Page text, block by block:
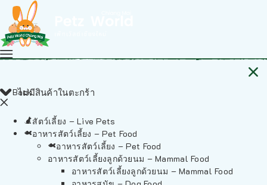
ไม่มีสินค้าในตะกร้า
Back
สัตว์เลี้ยง – Live Pets
อาหารสัตว์เลี้ยง – Pet Food
อาหารสัตว์เลี้ยง – Pet Food
อาหารสัตว์เลี้ยงลูกด้วยนม – Mammal Food
อาหารสัตว์เลี้ยงลูกด้วยนม – Mammal Food